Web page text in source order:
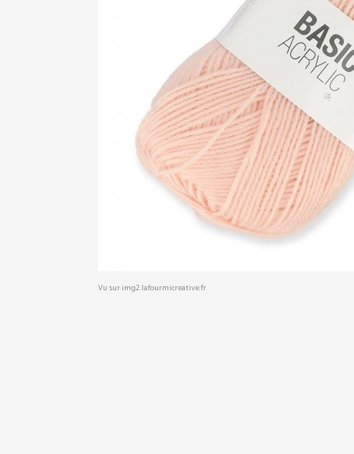
Vu sur img2.lafourmicreative.fr